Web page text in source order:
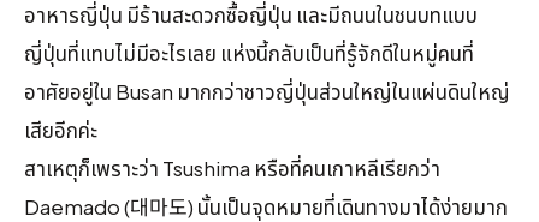
อาหารญี่ปุ่น มีร้านสะดวกซื้อญี่ปุ่น และมีถนนในชนบทแบบ
ญี่ปุ่นที่แทบไม่มีอะไรเลย แห่งนี้กลับเป็นที่รู้จักดีในหมู่คนที่
อาศัยอยู่ใน Busan มากกว่าชาวญี่ปุ่นส่วนใหญ่ในแผ่นดินใหญ่
เสียอีกค่ะ
สาเหตุก็เพราะว่า Tsushima หรือที่คนเกาหลีเรียกว่า
Daemado (대마도) นั้นเป็นจุดหมายที่เดินทางมาได้ง่ายมาก